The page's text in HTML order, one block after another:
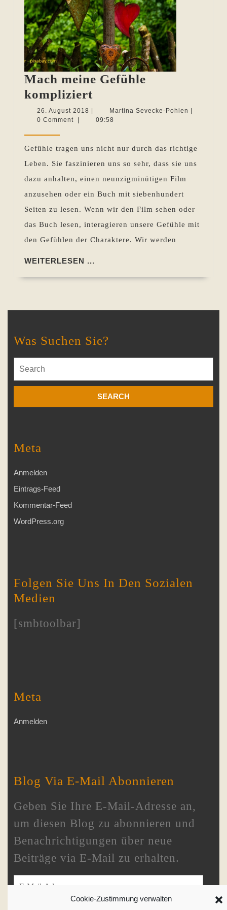
Cookie-Zustimmung verwalten
Mach meine Gefühle
kompliziert
meine
Gefühle
26. August 2018 26.
August
Martina Sevecke-Pohlen Martina
0 Comment
09:58
Gefühle tragen uns nicht nur durch das richtige
Leben. Sie faszinieren uns so sehr, dass sie uns
dazu anhalten, einen neunzigminütigen Film
anzusehen oder ein Buch mit siebenhundert
Seiten zu lesen. Wenn wir den Film sehen oder
das Buch lesen, interagieren unsere Gefühle mit
den Gefühlen der Charaktere. Wir werden
WEITERLESEN ...
Was Suchen Sie?
for:
Meta
Anmelden
Eintrags-Feed
Kommentar-Feed
WordPress.org
Folgen Sie Uns In Den Sozialen
Medien
[smbtoolbar]
Meta
Anmelden
Blog Via E-Mail Abonnieren
Geben Sie Ihre E-Mail-Adresse an,
um diesen Blog zu abonnieren und
Benachrichtigungen über neue
Beiträge via E-Mail zu erhalten.
E-Mail-Adresse